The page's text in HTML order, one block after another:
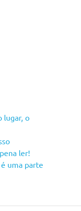
lugar, o
ler!
uma parte